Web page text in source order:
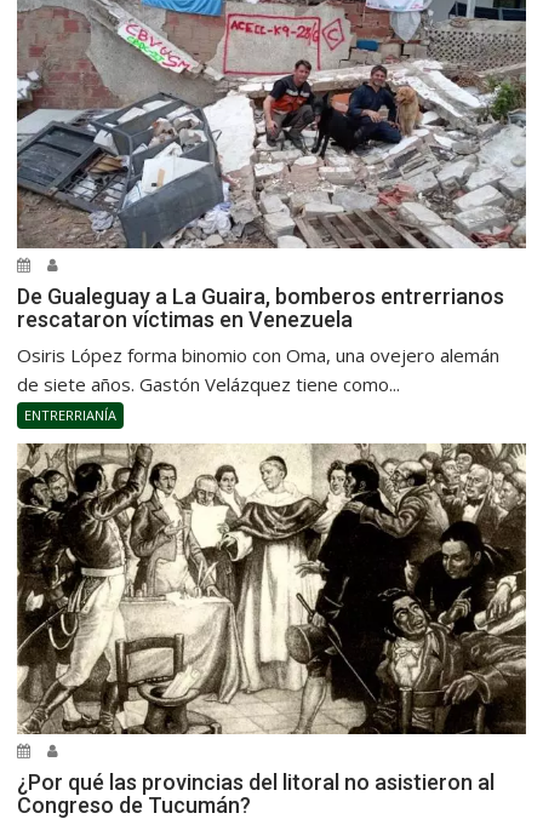
De Gualeguay a La Guaira, bomberos entrerrianos
rescataron víctimas en Venezuela
Osiris López forma binomio con Oma, una ovejero alemán
de siete años. Gastón Velázquez tiene como...
ENTRERRIANÍA
¿Por qué las provincias del litoral no asistieron al
Congreso de Tucumán?